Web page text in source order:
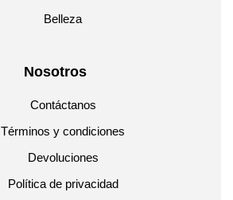
Belleza
Nosotros
Contáctanos
Términos y condiciones
Devoluciones
Política de privacidad